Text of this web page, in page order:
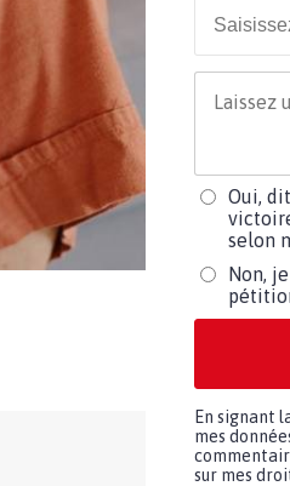
Oui,
selon
Non,
En signant
mes
sur mes